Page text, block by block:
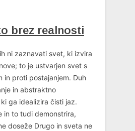
brez realnosti
ni zaznavati svet, ki izvira
to je ustvarjen svet s
in proti postajanjem. Duh
in abstraktno
ga idealizira čisti jaz.
in to tudi demonstrira,
doseže Drugo in sveta ne